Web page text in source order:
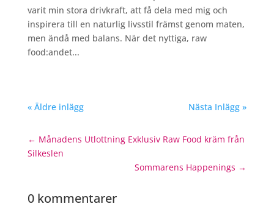
varit min stora drivkraft, att få dela med mig och
inspirera till en naturlig livsstil främst genom maten,
men ändå med balans. När det nyttiga, raw
food:andet...
« Äldre inlägg Nästa Inlägg »
← Månadens Utlottning Exklusiv Raw Food kräm från
Silkeslen
Sommarens Happenings →
0 kommentarer